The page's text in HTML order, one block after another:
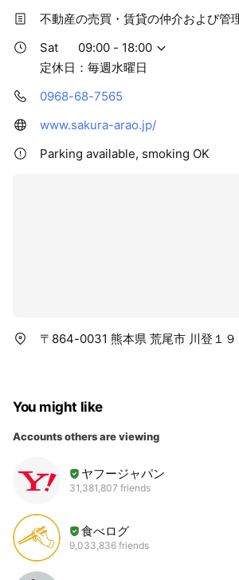
不動産の売買・賃貸の仲介および管
Sat
09:00 - 18:00
定休日：毎週水曜日
0968-68-7565
www.sakura-arao.jp/
Parking available, smoking OK
〒864-0031 熊本県 荒尾市 川登１９
You might like
Accounts others are viewing
ヤフージャパン
31,381,807 friends
食べログ
9,033,836 friends